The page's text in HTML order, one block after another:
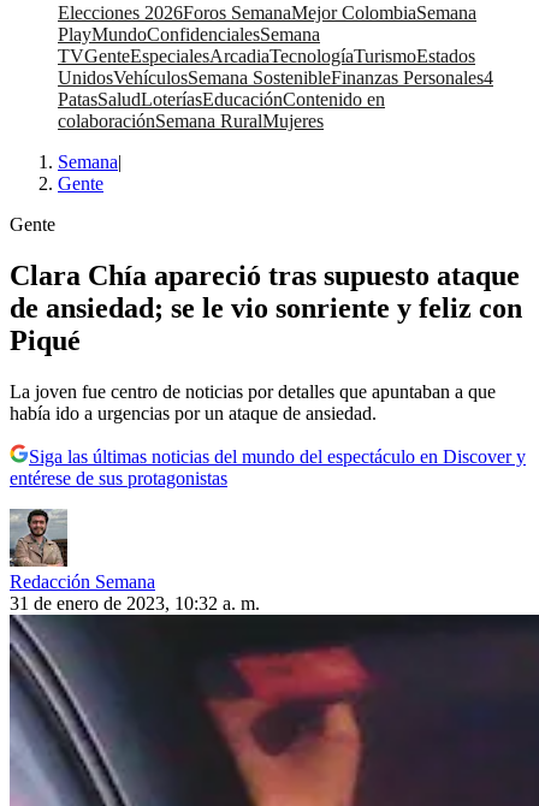
Elecciones 2026Foros SemanaMejor ColombiaSemana
PlayMundoConfidencialesSemana
TVGenteEspecialesArcadiaTecnologíaTurismoEstados
UnidosVehículosSemana SostenibleFinanzas Personales4
PatasSaludLoteríasEducaciónContenido en
colaboraciónSemana RuralMujeres
Semana|
Gente
Gente
Clara Chía apareció tras supuesto ataque
de ansiedad; se le vio sonriente y feliz con
Piqué
La joven fue centro de noticias por detalles que apuntaban a que
había ido a urgencias por un ataque de ansiedad.
Siga las últimas noticias del mundo del espectáculo en Discover y
entérese de sus protagonistas
Redacción Semana
31 de enero de 2023, 10:32 a. m.